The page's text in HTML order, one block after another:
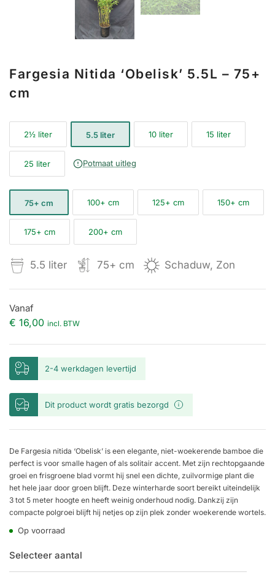
Fargesia Nitida ‘Obelisk’ 5.5L – 75+
cm
2½ liter 5.5 liter 10 liter 15 liter
25 liter Potmaat uitleg
75+ cm 100+ cm 125+ cm 150+ cm
175+ cm 200+ cm
5.5 liter 75+ cm Schaduw, Zon
Vanaf
€ 16,00 incl. BTW
2-4 werkdagen levertijd
Dit product wordt gratis bezorgd
De Fargesia nitida ‘Obelisk’ is een elegante, niet-woekerende bamboe die
perfect is voor smalle hagen of als solitair accent. Met zijn rechtopgaande
groei en frisgroene blad vormt hij snel een dichte, zuilvormige plant die
het hele jaar door groen blijft. Deze winterharde soort bereikt uiteindelijk
3 tot 5 meter hoogte en heeft weinig onderhoud nodig. Dankzij zijn
compacte polgroei blijft hij netjes op zijn plek zonder woekerende wortels.
Op voorraad
Selecteer aantal